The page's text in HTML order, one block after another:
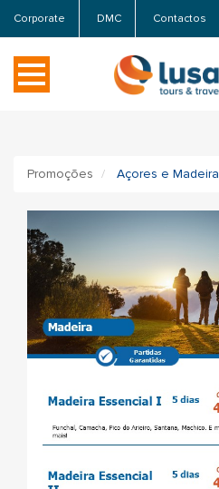
Corporate DMC Contactos
Promoções Açores e Madeira